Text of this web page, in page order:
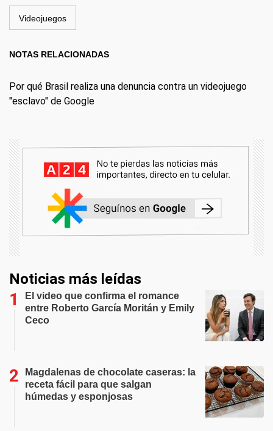
Videojuegos
NOTAS RELACIONADAS
Por qué Brasil realiza una denuncia contra un videojuego
"esclavo" de Google
Noticias más leídas
El video que confirma el romance
entre Roberto García Moritán y Emily
Ceco
Magdalenas de chocolate caseras: la
receta fácil para que salgan
húmedas y esponjosas